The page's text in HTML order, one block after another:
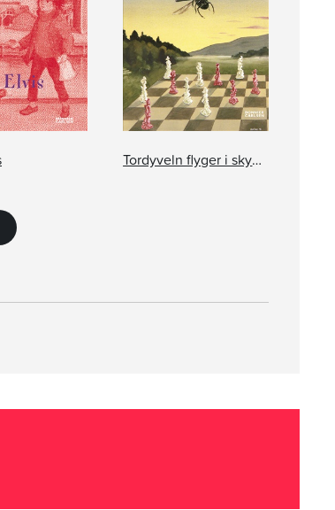
Tordyveln flyger i skymningen